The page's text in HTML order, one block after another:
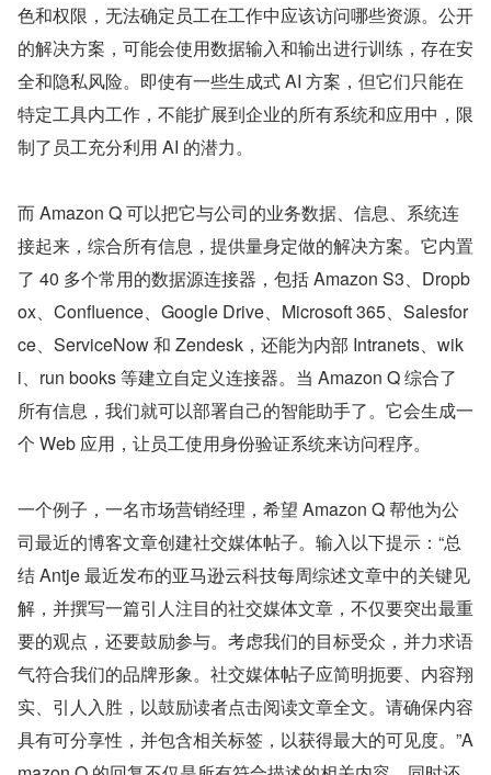
色和权限，无法确定员工在工作中应该访问哪些资源。公开
的解决方案，可能会使用数据输入和输出进行训练，存在安
全和隐私风险。即使有一些生成式 AI 方案，但它们只能在
特定工具内工作，不能扩展到企业的所有系统和应用中，限
制了员工充分利用 AI 的潜力。
而 Amazon Q 可以把它与公司的业务数据、信息、系统连
接起来，综合所有信息，提供量身定做的解决方案。它内置
了 40 多个常用的数据源连接器，包括 Amazon S3、Dropb
ox、Confluence、Google Drive、Microsoft 365、Salesfor
ce、ServiceNow 和 Zendesk，还能为内部 Intranets、wik
i、run books 等建立自定义连接器。当 Amazon Q 综合了
所有信息，我们就可以部署自己的智能助手了。它会生成一
个 Web 应用，让员工使用身份验证系统来访问程序。
一个例子，一名市场营销经理，希望 Amazon Q 帮他为公
司最近的博客文章创建社交媒体帖子。输入以下提示：“总
结 Antje 最近发布的亚马逊云科技每周综述文章中的关键见
解，并撰写一篇引人注目的社交媒体文章，不仅要突出最重
要的观点，还要鼓励参与。考虑我们的目标受众，并力求语
气符合我们的品牌形象。社交媒体帖子应简明扼要、内容翔
实、引人入胜，以鼓励读者点击阅读文章全文。请确保内容
具有可分享性，并包含相关标签，以获得最大的可见度。”A